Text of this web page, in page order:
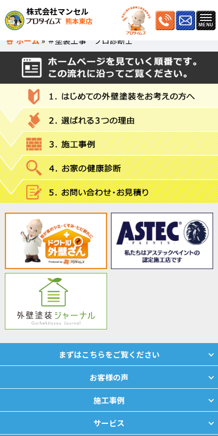
株式会社マンセル
熊本東店
ホーム » ＃塗装工事 プロ診断士
まずはこちらをご覧ください
お客様の声
施工事例
サービス